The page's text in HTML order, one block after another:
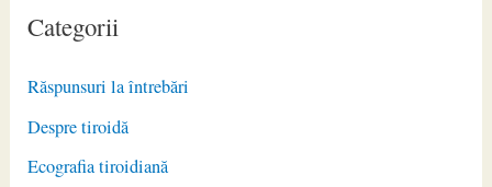
Categorii
Răspunsuri la întrebări
Despre tiroidă
Ecografia tiroidiană